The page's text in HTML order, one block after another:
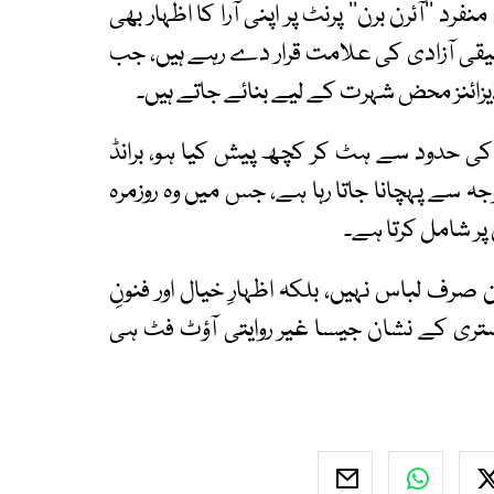
برن‘‘ پرنٹ پر اپنی آرا کا اظہار بھی
آزادی کی علامت قرار دے رہے ہیں، جب
محض شہرت کے لیے بنائے جاتے ہیں۔
کی حدود سے ہٹ کر کچھ پیش کیا ہو، برانڈ
وجہ سے پہچانا جاتا رہا ہے، جس میں وہ روزمرہ
پر شامل کرتا ہے۔
لباس نہیں، بلکہ اظہارِ خیال اور فنونِ
کے نشان جیسا غیر روایتی آؤٹ فٹ ہی